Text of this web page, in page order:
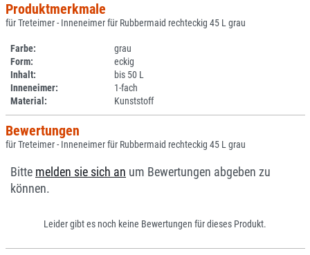
Produktmerkmale
für Treteimer - Inneneimer für Rubbermaid rechteckig 45 L grau
Farbe:
grau
Form:
eckig
Inhalt:
bis 50 L
Inneneimer:
1-fach
Material:
Kunststoff
Bewertungen
für Treteimer - Inneneimer für Rubbermaid rechteckig 45 L grau
Bitte melden sie sich an um Bewertungen abgeben zu
können.
Leider gibt es noch keine Bewertungen für dieses Produkt.